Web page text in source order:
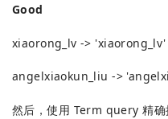
Good
xiaorong_lv -> 'xiaorong_lv'
angelxiaokun_liu ->
然后，使用 Term query 精确